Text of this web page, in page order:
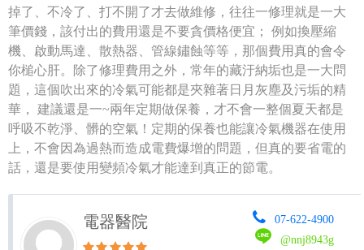
掉了、不冷了、打不開了才去做維修，往往一修理就是一大
筆價錢，該付出的費用還是不要貪價格便宜； 例如換壓縮
機、啟動馬達、散熱器、管線鏽蝕等等，那個費用真的會令
你槌心肝。除了修理費用之外，常年的藏汙納垢也是一大問
題，這個吹出來的冷氣可能都是夾雜著日月灰塵及污垢的精
華， 建議還是一~兩年定期做保養，才不會一整個夏天都是
呼吸不乾淨、髒的空氣！定期的保養也能讓冷氣機器在使用
上，不會因為過熱而造成電費爆增的問題，但真的要省電的
話，還是要使用變頻冷氣才能達到真正的節電。
電器醫院
07-622-4900
@nnj8943g